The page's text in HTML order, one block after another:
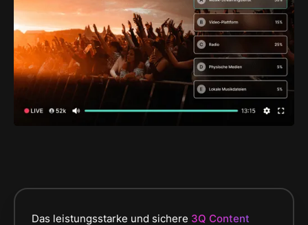
Das leistungsstarke und sichere 3Q Content